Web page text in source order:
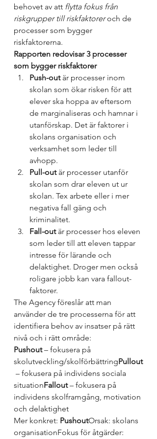
behovet av att flytta fokus från
riskgrupper till riskfaktorer och de
processer som bygger
riskfaktorerna.
Rapporten redovisar 3 processer
som bygger riskfaktorer
Push-out är processer inom
skolan som ökar risken för att
elever ska hoppa av eftersom
de marginaliseras och hamnar i
utanförskap. Det är faktorer i
skolans organisation och
verksamhet som leder till
avhopp.
Pull-out är processer utanför
skolan som drar eleven ut ur
skolan. Tex arbete eller i mer
negativa fall gäng och
kriminalitet.
Fall-out är processer hos eleven
som leder till att eleven tappar
intresse för lärande och
delaktighet. Droger men också
roligare jobb kan vara fallout-
faktorer.
The Agency föreslår att man
använder de tre processerna för att
identifiera behov av insatser på rätt
nivå och i rätt område:
Pushout – fokusera på
skolutveckling/skolförbättringPullout
– fokusera på individens sociala
situationFallout – fokusera på
individens skolframgång, motivation
och delaktighet
Mer konkret: PushoutOrsak: skolans
organisationFokus för åtgärder: